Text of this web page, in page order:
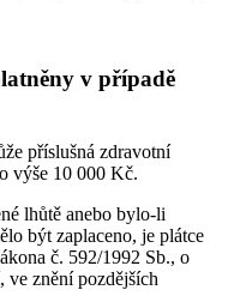
v případě
příslušná zdravotní
výše 10 000 Kč.
lhůtě anebo bylo-li
být zaplaceno, je plátce
č. 592/1992 Sb., o
ve znění pozdějších